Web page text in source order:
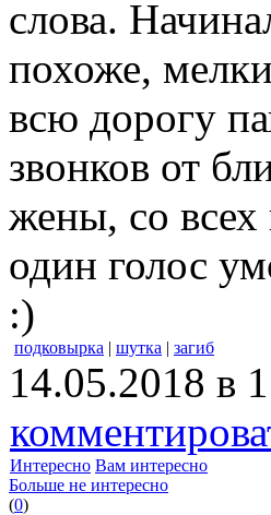
слова.
похоже,
всю дорогу
звонков от
жены, со всех
один голос
:)
подковырка | шутка | загиб
14.05.2018 в
Интересно Вам интересно
Больше не интересно
(0)